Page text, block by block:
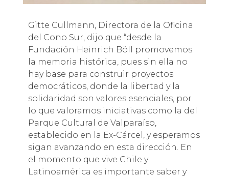
Gitte Cullmann, Directora de la Oficina
del Cono Sur, dijo que “desde la
Fundación Heinrich Böll promovemos
la memoria histórica, pues sin ella no
hay base para construir proyectos
democráticos, donde la libertad y la
solidaridad son valores esenciales, por
lo que valoramos iniciativas como la del
Parque Cultural de Valparaíso,
establecido en la Ex-Cárcel, y esperamos
sigan avanzando en esta dirección. En
el momento que vive Chile y
Latinoamérica es importante saber y